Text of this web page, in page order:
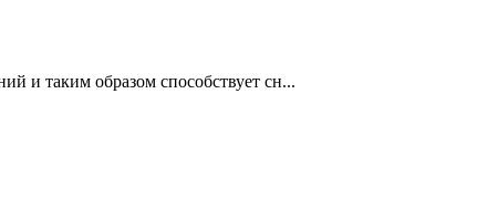
и таким образом способствует сн...